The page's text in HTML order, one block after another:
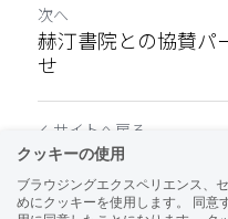
次へ
赫汀書院との協賛パ
せ
サイトへ戻る
クッキーの使用
ブラウジングエクスペリエンス、
めにクッキーを使用します。 同意